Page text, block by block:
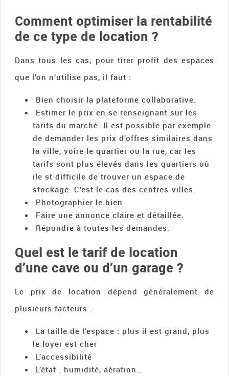
Comment optimiser la rentabilité
de ce type de location ?
Dans tous les cas, pour tirer profit des espaces
que l’on n’utilise pas, il faut :
Bien choisir la plateforme collaborative.
Estimer le prix en se renseignant sur les
tarifs du marché. Il est possible par exemple
de demander les prix d’offres similaires dans
la ville, voire le quartier ou la rue, car les
tarifs sont plus élevés dans les quartiers où
ile st difficile de trouver un espace de
stockage. C’est le cas des centres-villes.
Photographier le bien
Faire une annonce claire et détaillée.
Répondre à toutes les demandes.
Quel est le tarif de location
d’une cave ou d’un garage ?
Le prix de location dépend généralement de
plusieurs facteurs :
La taille de l’espace : plus il est grand, plus
le loyer est cher
L’accessibilité
L’état : humidité, aération…